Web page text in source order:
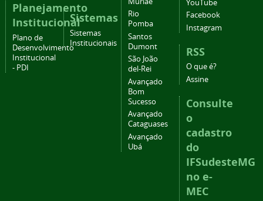
Planejamento
Institucional
Plano de
Desenvolvimento
Institucional
- PDI
Sistemas
Sistemas
Institucionais
Rio
Pomba
Santos
Dumont
São João
del-Rei
Avançado
Bom
Sucesso
Avançado
Cataguases
Avançado
Ubá
YouTube
Facebook
Instagram
RSS
O que é?
Assine
Consulte
o
cadastro
do
IFSudesteMG
no e-
MEC